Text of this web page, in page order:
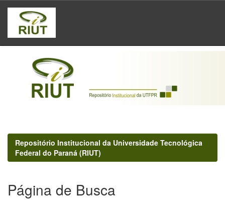
Skip
navigation
Repositório Institucional da Universidade Tecnológica
Federal do Paraná (RIUT)
Página de Busca